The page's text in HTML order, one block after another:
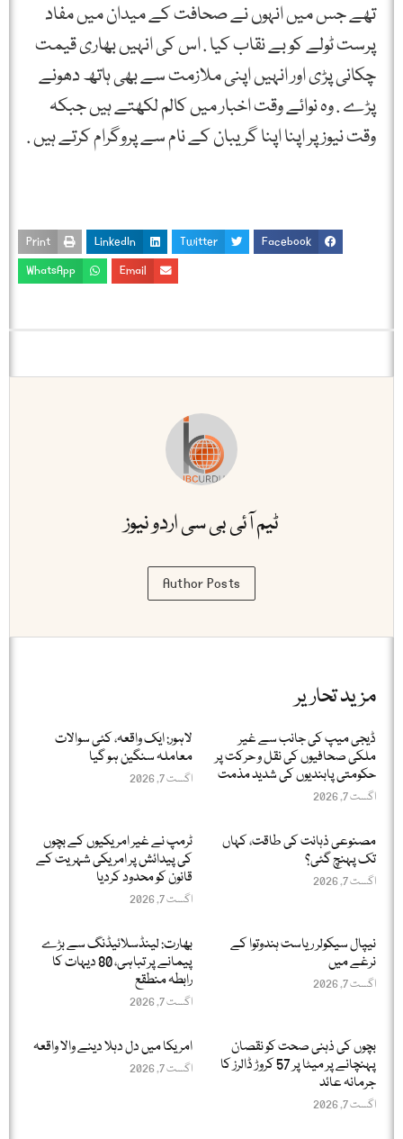
تھے جس میں انہوں نے صحافت کے میدان میں مفاد
پرست ٹولے کو بے نقاب کیا . اس کی انہیں بھاری قیمت
چکانی پڑی اور انہیں اپنی ملازمت سے بھی ہاتھ دھونے
پڑے . وہ نوائے وقت اخبار میں کالم لکھتے ہیں جبکہ
وقت نیوز پر اپنا اپنا گریبان کے نام سے پروگرام کرتے ہیں .
Facebook
Twitter
LinkedIn
Print
Email
WhatsApp
ٹیم آئی بی سی اردو نیوز
Author Posts
مزید تحاریر
ڈیجی میپ کی جانب سے غیر
ملکی صحافیوں کی نقل و حرکت پر
حکومتی پابندیوں کی شدید مذمت
اگست 7, 2026
لاہور: ایک واقعہ، کئی سوالات
معاملہ سنگین ہو گیا
اگست 7, 2026
مصنوعی ذہانت کی طاقت، کہاں
تک پہنچ گئی؟
اگست 7, 2026
ٹرمپ نے غیر امریکیوں کے بچوں
کی پیدائش پر امریکی شہریت کے
قانون کو محدود کردیا
اگست 7, 2026
نیپال سیکولر ریاست ہندوتوا کے
نرغے میں
اگست 7, 2026
بھارت: لینڈسلائیڈنگ سے بڑے
پیمانے پر تباہی، 80 دیہات کا
رابطہ منطقع
اگست 7, 2026
بچوں کی ذہنی صحت کو نقصان
پہنچانے پر میٹا پر 57 کروڑ ڈالرز کا
جرمانہ عائد
اگست 7, 2026
امریکا میں دل دہلا دینے والا واقعہ
اگست 7, 2026